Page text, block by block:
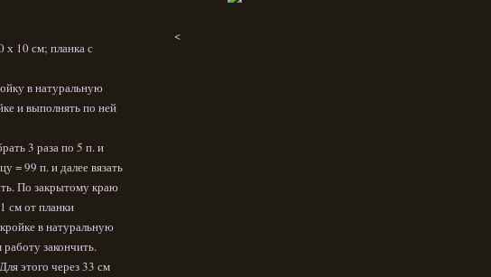
х 10 см; планка с
в натуральную
и выполнять по ней
3 раза по 5 п. и
= 99 п. и далее вязать
По закрытому краю
см от планки
в натуральную
закончить.
этого через 33 см
<